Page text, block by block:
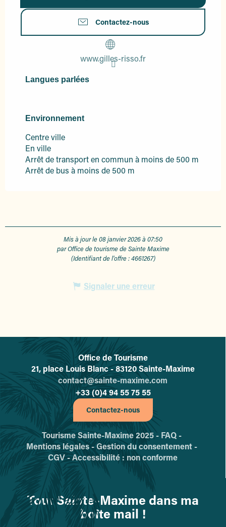
Contactez-nous
www.gilles-risso.fr
Langues parlées
Langues parlées
Environnement
Environnement
Centre ville
En ville
Arrêt de transport en commun à moins de 500 m
Arrêt de bus à moins de 500 m
Mis à jour le 08 janvier 2026 à 07:50
par Office de tourisme de Sainte Maxime
(Identifiant de l'offre :4661267)
Signaler une erreur
L'office de tourisme de Sainte-
Office de Tourisme
21, place Louis Blanc - 83120 Sainte-Maxime
contact@sainte-maxime.com
+33 (0)4 94 55 75 55
Contactez-nous
Tourisme Sainte-Maxime 2025 - FAQ -
Mentions légales -Gestion du consentement -
CGV -Accessibilité : non conforme
Tout Sainte-Maxime dans ma
boîte mail !